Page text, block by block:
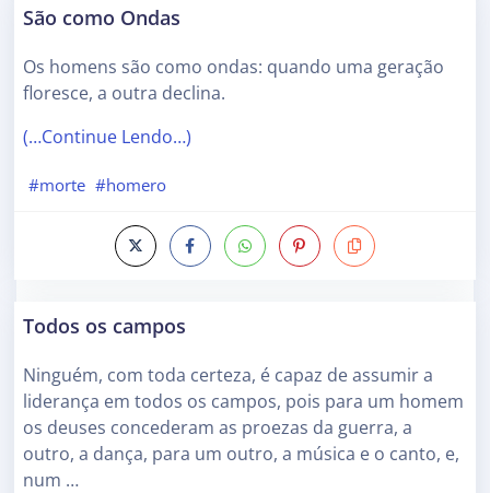
São como Ondas
Os homens são como ondas: quando uma geração
floresce, a outra declina.
(…Continue Lendo…)
#morte #homero
Todos os campos
Ninguém, com toda certeza, é capaz de assumir a
liderança em todos os campos, pois para um homem
os deuses concederam as proezas da guerra, a
outro, a dança, para um outro, a música e o canto, e,
num …